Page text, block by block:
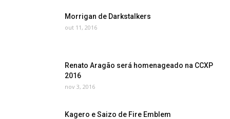
Morrigan de Darkstalkers
out 11, 2016
Renato Aragão será homenageado na CCXP
2016
nov 3, 2016
Kagero e Saizo de Fire Emblem